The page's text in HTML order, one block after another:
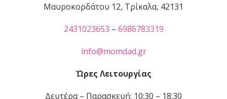
Μαυροκορδάτου 12, Τρίκαλα, 42131
2431023653 – 6986783319
info@momdad.gr
Ώρες Λειτουργίας
Δευτέρα – Παρασκευή: 10:30 – 18:30